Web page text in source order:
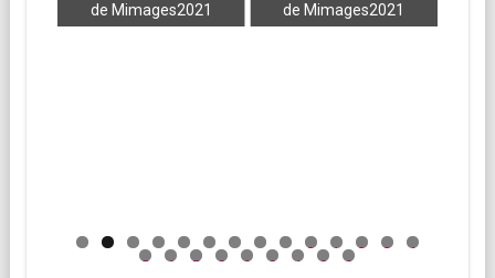
de Mimages2021
de Mimages2021
0 1 2 3 4
5 6 7 8 9 0 1 2 3